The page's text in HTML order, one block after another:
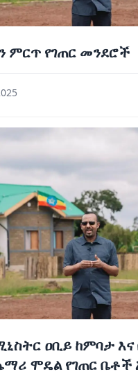
ምርጥ የገጠር መንደሮች
ዐቢይ ከምባታ እና
ሞዴል የገጠር ቤቶች